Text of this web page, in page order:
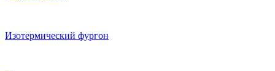
Изотермический фургон